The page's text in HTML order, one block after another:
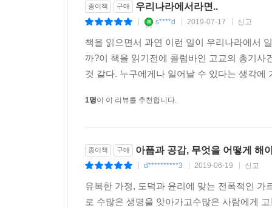
때문이다.(107)
콜럼바인 직후에 나는 글을 쓰면서 일시적이긴
모순적인 무수한 감정들을 담아놓는 공간으로
삼킬 수 있었다. 희생자 가족들에게 직접 다가가
어느 날 아침 침대 가장자리에 앉아 옷을 입으려
있잖아. 그거 아주 힘든 일이야.” 딜런을 잃은
테지만 납득이 가지 않는다는 점, 그리고 딜런이
종이책 구매 우리나라에서라면..
s****d 2019-07-17 신고
책을 읽으면서 과연 이런 일이 우리나라에서
까?이 책을 읽기전에 콜럼바인 고교의 총기
것 같다. 누구에게나 일어날 수 있다는 생각
1명이 이 리뷰를 추천합니다.
종이책 구매 아픔과 공감, 무엇을 어떻게 해
d**********3 2019-06-19 신고
유복한 가정, 도덕과 윤리에 맞는 전폭적인
로 수많은 생명을 앗아가고수많은 사람에게